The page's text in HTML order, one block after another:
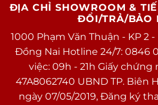
ĐỊA CHỈ SHOWROOM &
ĐỔI/TRẢ/BẢO
1000 Phạm Văn Thuận - KP 2 -
Đồng Nai Hotline 24/7: 0846
việc: 09h - 21h Giấy
47A8062740 UBND TP. Biên
ngày 07/05/2019, Đăng ký